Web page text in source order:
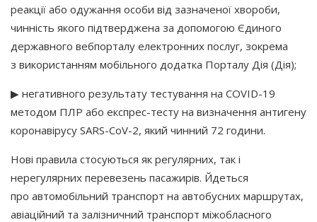
реакції або одужання особи від зазначеної хвороби,
чинність якого підтверджена за допомогою Єдиного
державного вебпорталу електронних послуг, зокрема
з використанням мобільного додатка Порталу Дія (Дія);
▶ негативного результату тестування на COVID-19
методом ПЛР або експрес-тесту на визначення антигену
коронавірусу SARS-CoV-2, який чинний 72 години.
Нові правила стосуються як регулярних, так і
нерегулярних перевезень пасажирів. Йдеться
про автомобільний транспорт на автобусних маршрутах,
авіаційний та залізничний транспорт міжобласного